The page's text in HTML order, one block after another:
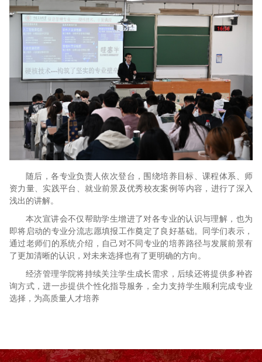
随后，各专业负责人依次登台，围绕培养目标、课程体系、师
资力量、实践平台、就业前景及优秀校友案例等内容，进行了深入
浅出的讲解。
本次宣讲会不仅帮助学生增进了对各专业的认识与理解，也为
即将启动的专业分流志愿填报工作奠定了良好基础。同学们表示，
通过老师们的系统介绍，自己对不同专业的培养路径与发展前景有
了更加清晰的认识，对未来选择也有了更明确的方向。
经济管理学院将持续关注学生成长需求，后续还将提供多种咨
询方式，进一步提供个性化指导服务，全力支持学生顺利完成专业
选择，为高质量人才培养